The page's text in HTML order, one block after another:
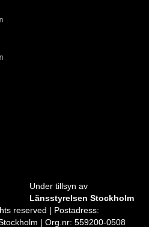
Under tillsyn av
Länsstyrelsen Stockholm
reserved | Postadress:
| Org.nr: 559200-0508